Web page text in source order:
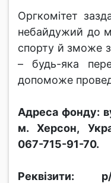
Оргкомітет
небайдужий до
спорту й зможе
– будь-яка
допоможе
Адреса фонду:
м. Херсон,
067-715-91-70.